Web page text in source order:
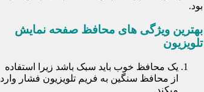
بود.
بهترین ویژگی های محافظ صفحه نمایش
تلویزیون
یک محافظ خوب باید سبک باشد زیرا استفاده
از محافظ سنگین به فریم تلویزیون فشار وارد